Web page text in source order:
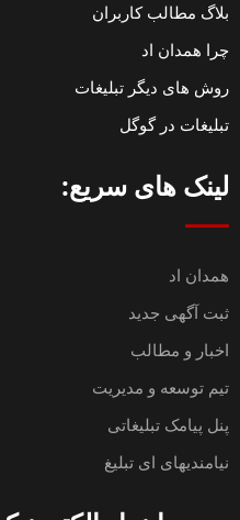
بلاگ مطالب کاربران
چرا همدان اد
روش های دیگر تبلیغات
تبلیغات در گوگل
لینک های سریع:
همدان اد
ثبت آگهی جدید
اخبار و مطالب
تیم توسعه و مدیریت
پنل پیامک تبلیغاتی
نیامندیهای ای تبلیغ